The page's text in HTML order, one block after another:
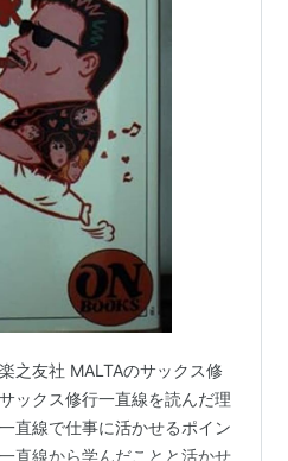
之友社 MALTAのサックス修
ックス修行一直線を読んだ理
直線で仕事に活かせるポイン
直線から学んだことと活かせ